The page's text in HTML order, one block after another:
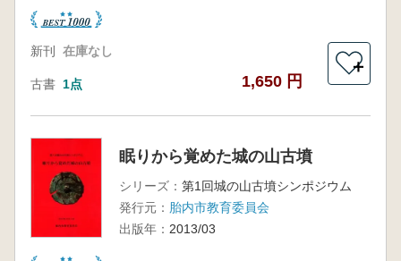
新刊 在庫なし
古書 1点 1,650 円
＋
眠りから覚めた城の山古墳
シリーズ： 第1回城の山古墳シンポジウム
発行元： 胎内市教育委員会
出版年： 2013/03